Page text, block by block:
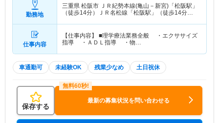
勤務地
三重県 松阪市 ＪＲ紀勢本線(亀山－新宮)「松阪駅」
（徒歩14分）ＪＲ名松線「松阪駅」（徒歩14分）
仕事内容
【仕事内容】 ■理学療法業務全般 ・エクササイズ
指導 ・ＡＤＬ指導 ・物…
車通勤可 未経験OK 残業少なめ 土日祝休
保存する
最新の募集状況を問い合わせる